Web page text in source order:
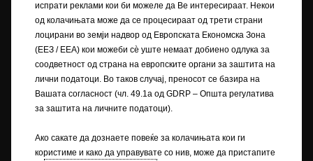
+) WLTP
+) Податоците за потрошувачката на гориво и податоците за
емисијата на CO се одредуваат со користење на Процедурата за
тестирање лесни возила, усогласена низ целиот свет (WLTP), во
согласност со регулативите R (EК) бр. 715/2007 и R (ЕУ) бр. 2017/1151
(во соодветните верзии). Вредностите не ги земаат предвид
возењето и условите при возење. За повеќе информации за
официјалните вредности на потрошувачката на гориво и емисијата
потрошувачката на гориво и емисиите на CO2на новите патнички
автомобили“, достапно во сите продажни места или во назначениот
испрати реклами кои би можеле да Ве интересираат. Некои
од колачињата може да се процесираат од трети страни
лоцирани во земји надвор од Европската Економска Зона
(ЕЕЗ / EEA) кои можеби сѐ уште немаат добиено одлука за
соодветност од страна на европските органи за заштита на
лични податоци. Во таков случај, преносот се базира на
Вашата согласност (чл. 49.1а од GDRP – Општа регулатива
за заштита на личните податоци).
Ако сакате да дознаете повеќе за колачињата кои ги
користиме и како да управувате со нив, може да пристапите